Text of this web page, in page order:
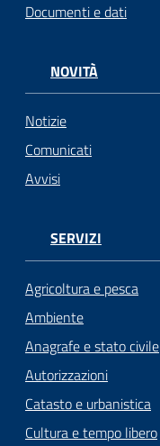
Documenti e dati
NOVITÀ
Notizie
Comunicati
Avvisi
SERVIZI
Agricoltura e pesca
Ambiente
Anagrafe e stato civile
Autorizzazioni
Catasto e urbanistica
Cultura e tempo libero